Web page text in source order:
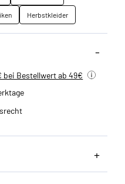
Herbstkleider
bei Bestellwert ab 49€